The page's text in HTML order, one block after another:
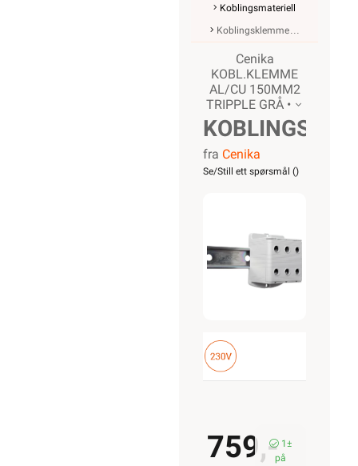
Koblingsmateriell
Koblingsklemme
Cenika
KOBL.KLEMME
AL/CU 150MM2
TRIPPLE GRÅ •
AL/CU
TRIPPLE
GRÅ
fra Cenika
Se/Still ett spørsmål ()
759,-1±
på